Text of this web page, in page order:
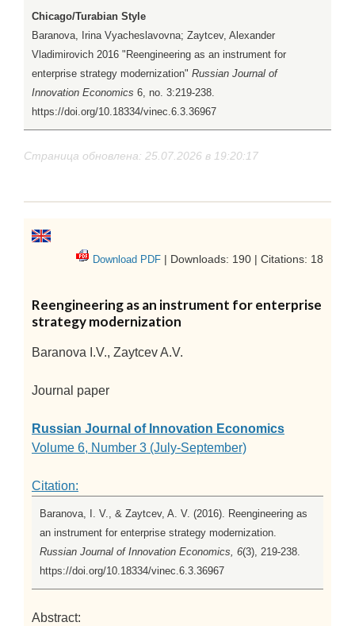
Chicago/Turabian Style
Baranova, Irina Vyacheslavovna; Zaytcev, Alexander
Vladimirovich 2016 "Reengineering as an instrument for
enterprise strategy modernization" Russian Journal of
Innovation Economics 6, no. 3:219-238.
https://doi.org/10.18334/vinec.6.3.36967
Страница обновлена: 25.07.2026 в 19:20:17
Download PDF | Downloads: 190 | Citations: 18
Reengineering as an instrument for enterprise
strategy modernization
Baranova I.V., Zaytcev A.V.
Journal paper
Russian Journal of Innovation Economics
Volume 6, Number 3 (July-September)
Citation:
Baranova, I. V., & Zaytcev, A. V. (2016). Reengineering as
an instrument for enterprise strategy modernization.
Russian Journal of Innovation Economics, 6(3), 219-238.
https://doi.org/10.18334/vinec.6.3.36967
Abstract: